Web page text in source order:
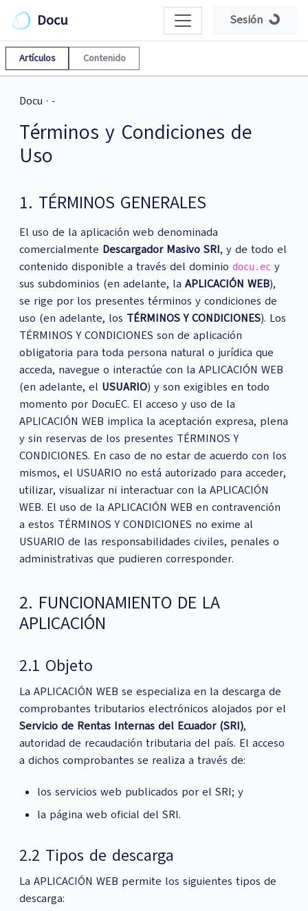
Docu Sesión
Loading...
Artículos Contenido
Docu · -
Términos y Condiciones de
Uso
1. TÉRMINOS GENERALES
El uso de la aplicación web denominada
comercialmente Descargador Masivo SRI, y de todo el
contenido disponible a través del dominio docu.ec y
sus subdominios (en adelante, la APLICACIÓN WEB),
se rige por los presentes términos y condiciones de
uso (en adelante, los TÉRMINOS Y CONDICIONES). Los
TÉRMINOS Y CONDICIONES son de aplicación
obligatoria para toda persona natural o jurídica que
acceda, navegue o interactúe con la APLICACIÓN WEB
(en adelante, el USUARIO) y son exigibles en todo
momento por DocuEC. El acceso y uso de la
APLICACIÓN WEB implica la aceptación expresa, plena
y sin reservas de los presentes TÉRMINOS Y
CONDICIONES. En caso de no estar de acuerdo con los
mismos, el USUARIO no está autorizado para acceder,
utilizar, visualizar ni interactuar con la APLICACIÓN
WEB. El uso de la APLICACIÓN WEB en contravención
a estos TÉRMINOS Y CONDICIONES no exime al
USUARIO de las responsabilidades civiles, penales o
administrativas que pudieren corresponder.
2. FUNCIONAMIENTO DE LA
APLICACIÓN
2.1 Objeto
La APLICACIÓN WEB se especializa en la descarga de
comprobantes tributarios electrónicos alojados por el
Servicio de Rentas Internas del Ecuador (SRI),
autoridad de recaudación tributaria del país. El acceso
a dichos comprobantes se realiza a través de:
los servicios web publicados por el SRI; y
la página web oficial del SRI.
2.2 Tipos de descarga
La APLICACIÓN WEB permite los siguientes tipos de
descarga: